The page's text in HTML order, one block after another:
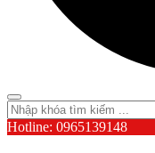
Hotline: 0965139148